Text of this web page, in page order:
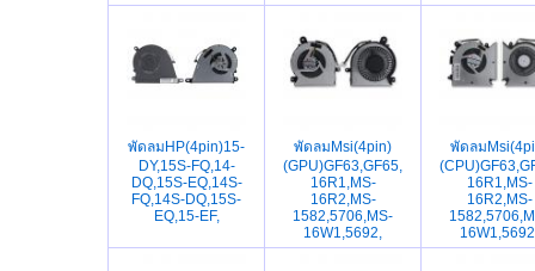
พัดลมHP(4pin)15-
DY,15S-FQ,14-
DQ,15S-EQ,14S-
FQ,14S-DQ,15S-
EQ,15-EF,
พัดลมMsi(4pin)
(GPU)GF63,GF65,MS-
16R1,MS-
16R2,MS-
1582,5706,MS-
16W1,5692,
พัดลม
16R1,MS-
16R2,MS-